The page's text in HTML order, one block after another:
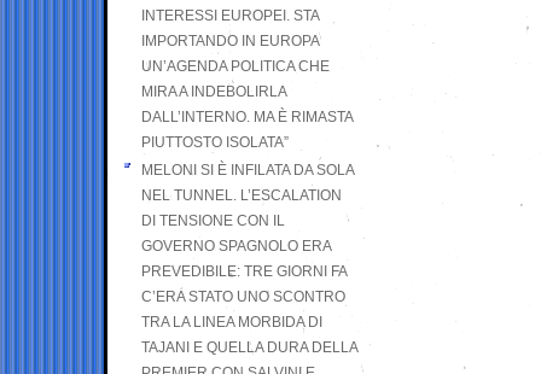
INTERESSI EUROPEI. STA
IMPORTANDO IN EUROPA
UN’AGENDA POLITICA CHE
MIRA A INDEBOLIRLA
DALL’INTERNO. MA È RIMASTA
PIUTTOSTO ISOLATA”
MELONI SI È INFILATA DA SOLA
NEL TUNNEL. L’ESCALATION
DI TENSIONE CON IL
GOVERNO SPAGNOLO ERA
PREVEDIBILE: TRE GIORNI FA
C’ERA STATO UNO SCONTRO
TRA LA LINEA MORBIDA DI
TAJANI E QUELLA DURA DELLA